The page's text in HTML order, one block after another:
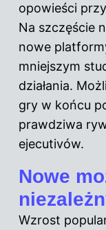
opowieści
Na szczęście
nowe
mniejszym
działania.
gry w końcu
prawdziwa
ejecutivów.
Nowe
Wzrost